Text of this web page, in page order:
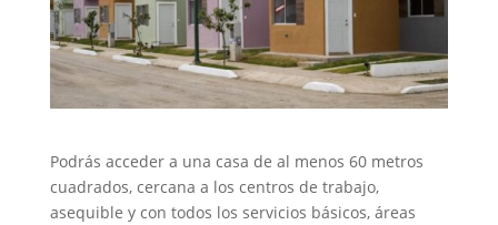
Podrás acceder a una casa de al menos 60 metros
cuadrados, cercana a los centros de trabajo,
asequible y con todos los servicios básicos, áreas